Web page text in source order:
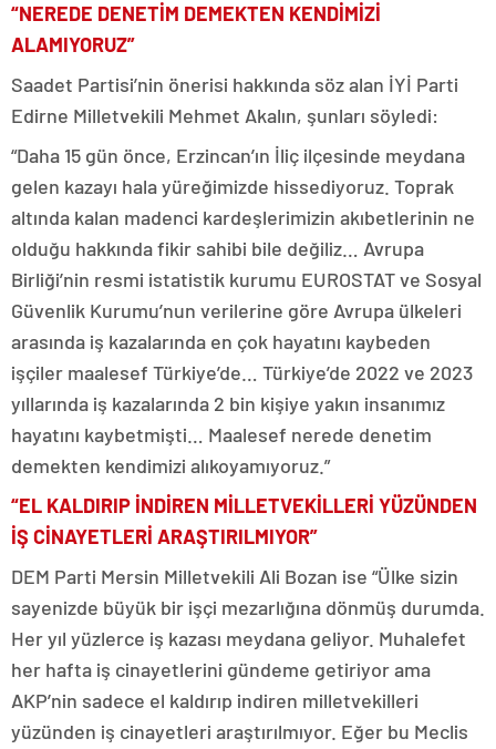
“NEREDE DENETİM DEMEKTEN KENDİMİZİ
ALAMIYORUZ”
Saadet Partisi’nin önerisi hakkında söz alan İYİ Parti
Edirne Milletvekili Mehmet Akalın, şunları söyledi:
“Daha 15 gün önce, Erzincan’ın İliç ilçesinde meydana
gelen kazayı hala yüreğimizde hissediyoruz. Toprak
altında kalan madenci kardeşlerimizin akıbetlerinin ne
olduğu hakkında fikir sahibi bile değiliz… Avrupa
Birliği’nin resmi istatistik kurumu EUROSTAT ve Sosyal
Güvenlik Kurumu’nun verilerine göre Avrupa ülkeleri
arasında iş kazalarında en çok hayatını kaybeden
işçiler maalesef Türkiye’de… Türkiye’de 2022 ve 2023
yıllarında iş kazalarında 2 bin kişiye yakın insanımız
hayatını kaybetmişti… Maalesef nerede denetim
demekten kendimizi alıkoyamıyoruz.”
“EL KALDIRIP İNDİREN MİLLETVEKİLLERİ YÜZÜNDEN
İŞ CİNAYETLERİ ARAŞTIRILMIYOR”
DEM Parti Mersin Milletvekili Ali Bozan ise “Ülke sizin
sayenizde büyük bir işçi mezarlığına dönmüş durumda.
Her yıl yüzlerce iş kazası meydana geliyor. Muhalefet
her hafta iş cinayetlerini gündeme getiriyor ama
AKP’nin sadece el kaldırıp indiren milletvekilleri
yüzünden iş cinayetleri araştırılmıyor. Eğer bu Meclis